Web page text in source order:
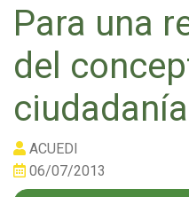
Para una
del
ciudadanía
ACUEDI
06/07/2013